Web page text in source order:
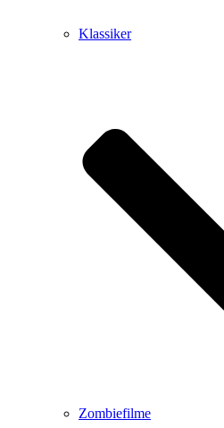
Klassiker
Zombiefilme